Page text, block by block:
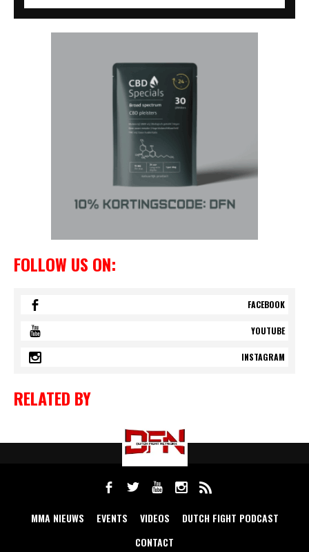
FOLLOW US ON:
FACEBOOK
YOUTUBE
INSTAGRAM
RELATED BY
MMA NIEUWS EVENTS VIDEOS
DUTCH FIGHT PODCAST
CONTACT